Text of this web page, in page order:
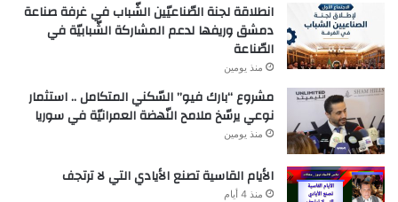
انطلاقة لجنة الصّناعيّين الشّباب في غرفة صناعة
دمشق وريفها لدعم المشاركة الشّبابيّة في
الصّناعة
منذ يومين
مشروع “بارك فيو” السّكني المتكامل .. استثمار
نوعي يرسّخ ملامح النّهضة العمرانيّة في سوريا
منذ يومين
الأيام القاسية تصنع الأيادي التي لا ترتجف
منذ 4 أيام